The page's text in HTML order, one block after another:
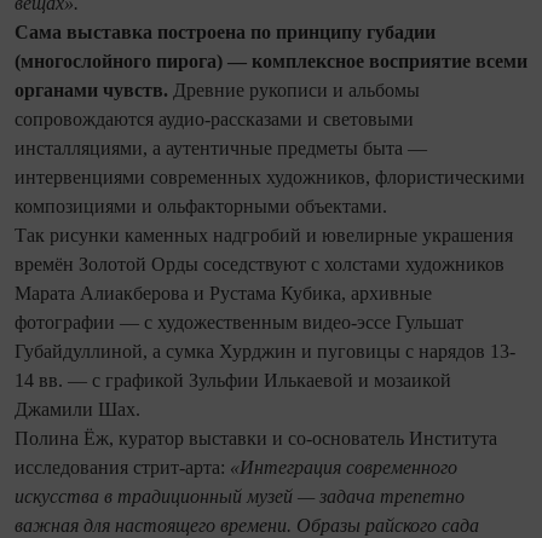
Сама выставка построена по принципу губадии
(многослойного пирога) — комплексное восприятие всеми
органами чувств. Древние рукописи и альбомы
сопровождаются аудио-рассказами и световыми
инсталляциями, а аутентичные предметы быта —
интервенциями современных художников, флористическими
композициями и ольфакторными объектами.
Так рисунки каменных надгробий и ювелирные украшения
времён Золотой Орды соседствуют с холстами художников
Марата Алиакберова и Рустама Кубика, архивные
фотографии — с художественным видео-эссе Гульшат
Губайдуллиной, а сумка Хурджин и пуговицы с нарядов 13-
14 вв. — с графикой Зульфии Илькаевой и мозаикой
Джамили Шах.
Полина Ёж, куратор выставки и со-основатель Института
исследования стрит-арта: «Интеграция современного
искусства в традиционный музей — задача трепетно
важная для настоящего времени. Образы райского сада